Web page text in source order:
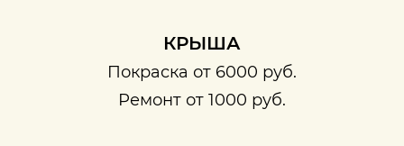
КРЫША
Покраска от 6000 руб.
Ремонт от 1000 руб.